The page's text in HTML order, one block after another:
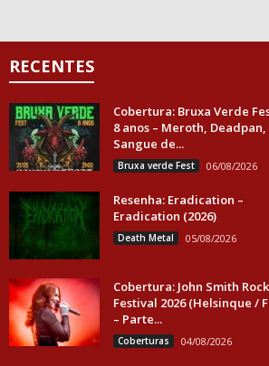
RECENTES
Cobertura: Bruxa Verde
8 anos – Meroth, Deadpan,
Sangue de...
Bruxa verde Fest 06/08/2026
Resenha: Eradication –
Eradication (2026)
Death Metal 05/08/2026
Cobertura: John Smith Rock
Festival 2026 (Helsinque /
– Parte...
Coberturas 04/08/2026